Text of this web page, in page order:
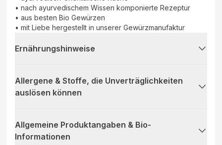
• nach ayurvedischem Wissen komponierte Rezeptur
• aus besten Bio Gewürzen
• mit Liebe hergestellt in unserer Gewürzmanufaktur
Ernährungshinweise
Allergene & Stoffe, die Unverträglichkeiten
auslösen können
Allgemeine Produktangaben & Bio-
Informationen